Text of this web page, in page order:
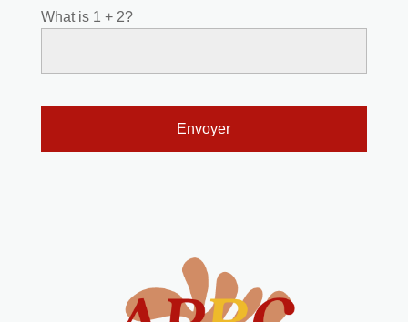
What is 1 + 2?